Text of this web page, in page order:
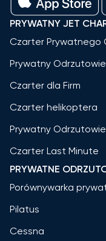
PRYWATNY JET
Czarter Prywatnego
Prywatny
Czarter dla Firm
Czarter helikoptera
Prywatny
Czarter Last Minute
PRYWATNE
Porównywarka
Pilatus
Cessna